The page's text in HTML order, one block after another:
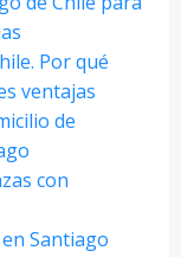
Por qué
ventajas
de
con
Santiago